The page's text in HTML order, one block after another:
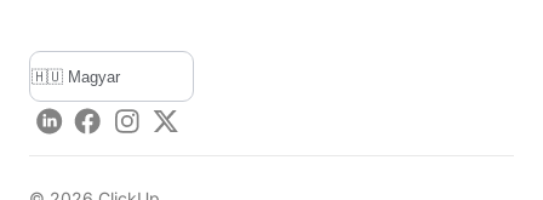
LinkedInFacebook
Instagram
Twitter